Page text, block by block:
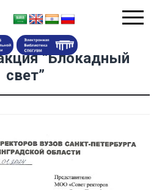
“Блокадный
свет”